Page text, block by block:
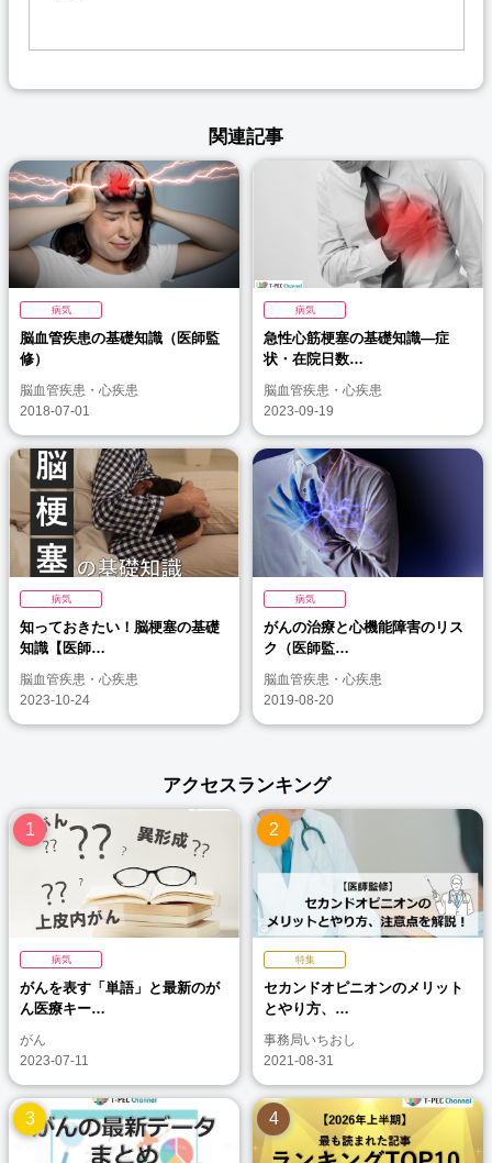
関連記事
病気
脳血管疾患の基礎知識（医師監
修）
脳血管疾患・心疾患
2018-07-01
病気
急性心筋梗塞の基礎知識―症
状・在院日数…
脳血管疾患・心疾患
2023-09-19
病気
知っておきたい！脳梗塞の基礎
知識【医師…
脳血管疾患・心疾患
2023-10-24
病気
がんの治療と心機能障害のリス
ク（医師監…
脳血管疾患・心疾患
2019-08-20
アクセスランキング
病気
がんを表す「単語」と最新のが
ん医療キー…
がん
2023-07-11
特集
セカンドオピニオンのメリット
とやり方、…
事務局いちおし
2021-08-31